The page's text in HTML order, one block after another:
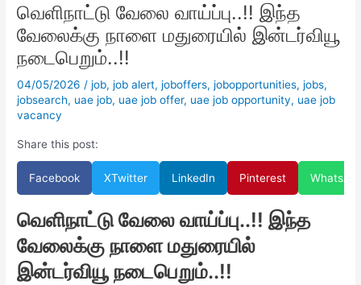
வெளிநாட்டு வேலை வாய்ப்பு..!! இந்த
வேலைக்கு நாளை மதுரையில் இன்டர்வியூ
நடைபெறும்..!!
04/05/2026/job,job alert,joboffers,jobopportunities,jobs,
jobsearch, uae job, uae job offer, uae job opportunity, uae job
vacancy
Share this post:
Facebook XTwitter LinkedIn Pinterest
வெளிநாட்டு வேலை வாய்ப்பு..!! இந்த
வேலைக்கு நாளை மதுரையில்
இன்டர்வியூ நடைபெறும்..!!